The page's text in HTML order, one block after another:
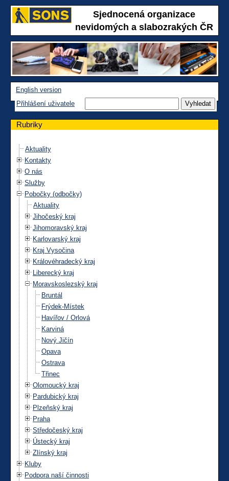
Sjednocená organizace
nevidomých a slabozrakých ČR
English version
Přihlášení uživatele
Rubriky
Aktuality
Kontakty
O nás
Služby
Pobočky (odbočky)
Aktuality
Jihočeský kraj
Jihomoravský kraj
Karlovarský kraj
Kraj Vysočina
Královéhradecký kraj
Liberecký kraj
Moravskoslezský kraj
Bruntál
Frýdek-Místek
Havířov / Orlová
Karviná
Nový Jičín
Opava
Ostrava
Třinec
Olomoucký kraj
Pardubický kraj
Plzeňský kraj
Praha
Středočeský kraj
Ústecký kraj
Zlínský kraj
Kluby
Podpora naší činnosti